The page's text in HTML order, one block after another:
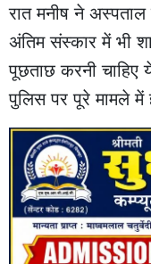
रात मनीष ने
अंतिम संस्कार में भी
पूछताछ करनी चाहिए
पुलिस पर पूरे मामले में